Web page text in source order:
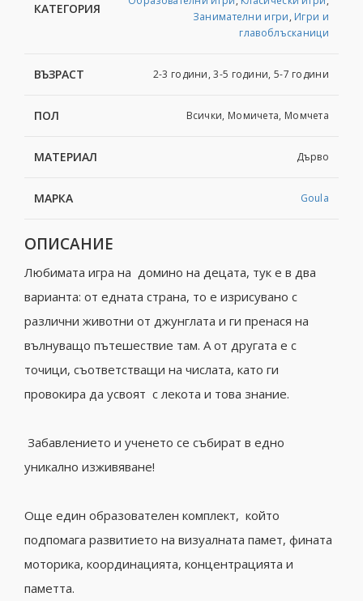
КАТЕГОРИЯ
Занимателни игри, Игри и
главоблъсканици
ВЪЗРАСТ 2-3 години, 3-5 години, 5-7 години
ПОЛ Всички, Момичета, Момчета
МАТЕРИАЛ Дърво
МАРКА Goula
ОПИСАНИЕ
Любимата игра на домино на децата, тук е в два
варианта: от едната страна, то е изрисувано с
различни животни от джунглата и ги пренася на
вълнуващо пътешествие там. А от другата е с
точици, съответстващи на числата, като ги
провокира да усвоят с лекота и това знание.
Забавлението и ученето се събират в едно
уникално изживяване!
Още един образователен комплект, който
подпомага развитието на визуалната памет, фината
моторика, координацията, концентрацията и
паметта.